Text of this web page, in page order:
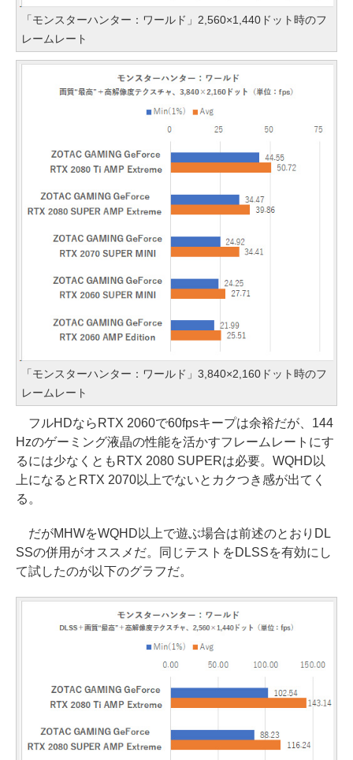
「モンスターハンター：ワールド」2,560×1,440ドット時のフ
レームレート
「モンスターハンター：ワールド」3,840×2,160ドット時のフ
レームレート
フルHDならRTX 2060で60fpsキープは余裕だが、144
Hzのゲーミング液晶の性能を活かすフレームレートにす
るには少なくともRTX 2080 SUPERは必要。WQHD以
上になるとRTX 2070以上でないとカクつき感が出てく
る。
だがMHWをWQHD以上で遊ぶ場合は前述のとおりDL
SSの併用がオススメだ。同じテストをDLSSを有効にし
て試したのが以下のグラフだ。